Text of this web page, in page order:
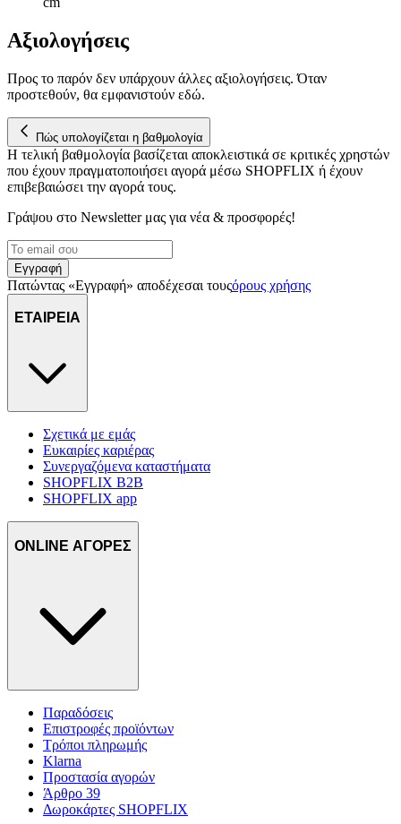
Αξιολογήσεις
Προς το παρόν δεν υπάρχουν άλλες αξιολογήσεις. Όταν
προστεθούν, θα εμφανιστούν εδώ.
Πώς υπολογίζεται η βαθμολογία
Η τελική βαθμολογία βασίζεται αποκλειστικά σε κριτικές χρηστών
που έχουν πραγματοποιήσει αγορά μέσω SHOPFLIX ή έχουν
επιβεβαιώσει την αγορά τους.
Γράψου στο Νewsletter μας για νέα & προσφορές!
Εγγραφή
Πατώντας «Εγγραφή» αποδέχεσαι τουςόρους χρήσης
ΕΤΑΙΡΕΙΑ
Σχετικά με εμάς
Ευκαιρίες καριέρας
Συνεργαζόμενα καταστήματα
SHOPFLIX B2B
SHOPFLIX app
ONLINE ΑΓΟΡΕΣ
Παραδόσεις
Επιστροφές προϊόντων
Τρόποι πληρωμής
Klarna
Προστασία αγορών
Άρθρο 39
Δωροκάρτες SHOPFLIX